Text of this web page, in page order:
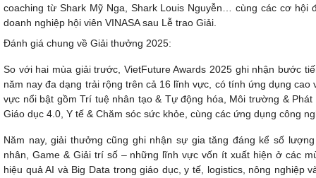
coaching từ Shark Mỹ Nga, Shark Louis Nguyễn… cùng các cơ
doanh nghiệp hội viên VINASA sau Lễ trao Giải.
Đánh giá chung về Giải thưởng 2025:
So với hai mùa giải trước, VietFuture Awards 2025 ghi nhận bước
năm nay đa dạng trải rộng trên cả 16 lĩnh vực, có tính ứng dụng
vực nổi bật gồm Trí tuệ nhân tạo & Tự động hóa, Môi trường &
Giáo dục 4.0, Y tế & Chăm sóc sức khỏe, cùng các ứng dụng công
Năm nay, giải thưởng cũng ghi nhận sự gia tăng đáng kể số
nhân, Game & Giải trí số – những lĩnh vực vốn ít xuất hiện ở các
hiệu quả AI và Big Data trong giáo dục, y tế, logistics, nông nghiệp